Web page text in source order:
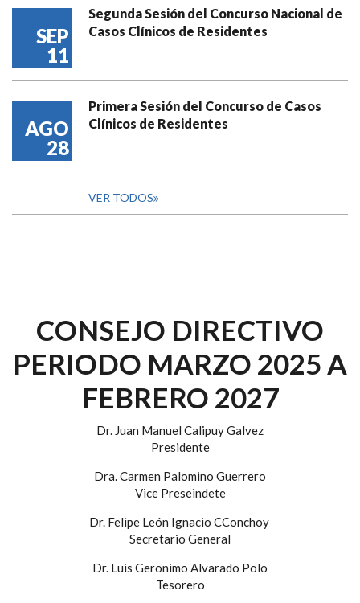
SEP
11
Segunda Sesión del Concurso Nacional de
Casos Clínicos de Residentes
AGO
28
Primera Sesión del Concurso de Casos
Clínicos de Residentes
VER TODOS
CONSEJO DIRECTIVO
PERIODO MARZO 2025 A
FEBRERO 2027
Dr. Juan Manuel Calipuy Galvez
Presidente
Dra. Carmen Palomino Guerrero
Vice Preseindete
Dr. Felipe León Ignacio CConchoy
Secretario General
Dr. Luis Geronimo Alvarado Polo
Tesorero